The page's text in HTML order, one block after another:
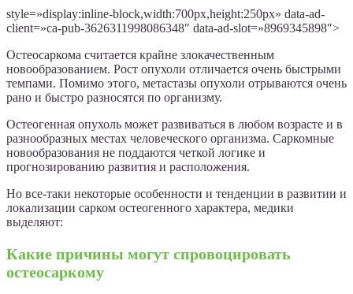
style=»display:inline-block,width:700px,height:250px» data-ad-
client=»ca-pub-3626311998086348″ data-ad-slot=»8969345898″>
Остеосаркома считается крайне злокачественным
новообразованием. Рост опухоли отличается очень быстрыми
темпами. Помимо этого, метастазы опухоли отрываются очень
рано и быстро разносятся по организму.
Остеогенная опухоль может развиваться в любом возрасте и в
разнообразных местах человеческого организма. Саркомные
новообразования не поддаются четкой логике и
прогнозированию развития и расположения.
Но все-таки некоторые особенности и тенденции в развитии и
локализации сарком остеогенного характера, медики
выделяют:
Какие причины могут спровоцировать
остеосаркому